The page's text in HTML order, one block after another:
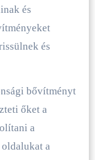
és
és
bővítményt
őket a
a
a